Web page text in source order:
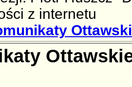
z internetu